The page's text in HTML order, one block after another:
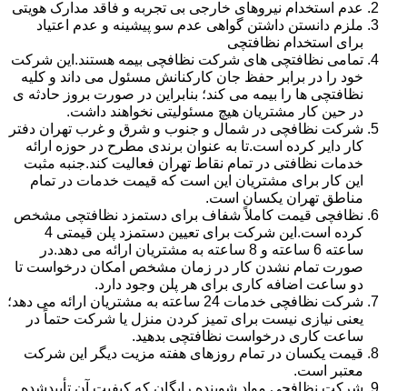
عدم استخدام نیروهای خارجی بی تجربه و فاقد مدارک هویتی
ملزم دانستن داشتن گواهی عدم سو پیشینه و عدم اعتیاد
برای استخدام نظافتچی
تمامی نظافتچی های شرکت نظافچی بیمه هستند.این شرکت
خود را در برابر حفظ جان کارکنانش مسئول می داند و کلیه
نظافتچی ها را بیمه می کند؛ بنابراین در صورت بروز حادثه ی
در حین کار مشتریان هیچ مسئولیتی نخواهند داشت.
شرکت نظافچی در شمال و جنوب و شرق و غرب تهران دفتر
کار دایر کرده است.تا به عنوان برندی مطرح در حوزه ارائه
خدمات نظافتی در تمام نقاط تهران فعالیت کند.جنبه مثبت
این کار برای مشتریان این است که قیمت خدمات در تمام
مناطق تهران یکسان است.
نظافچی قیمت کاملاً شفاف برای دستمزد نظافتچی مشخص
کرده است.این شرکت برای تعیین دستمزد پلن قیمتی 4
ساعته 6 ساعته و 8 ساعته به مشتریان ارائه می دهد.در
صورت تمام نشدن کار در زمان مشخص امکان درخواست تا
دو ساعت اضافه کاری برای هر پلن وجود دارد.
شرکت نظافچی خدمات 24 ساعته به مشتریان ارائه می دهد؛
یعنی نیازی نیست برای تمیز کردن منزل یا شرکت حتماً در
ساعت کاری درخواست نظافتچی بدهید.
قیمت یکسان در تمام روزهای هفته مزیت دیگر این شرکت
معتبر است.
شرکت نظافچی مواد شوینده رایگان که کیفیت آن تأییدشده